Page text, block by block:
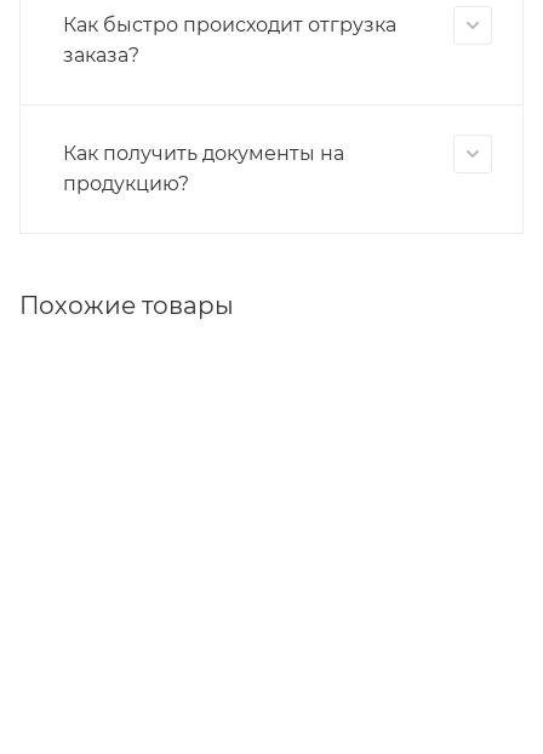
Как быстро происходит отгрузка
заказа?
Как получить документы на
продукцию?
Похожие товары